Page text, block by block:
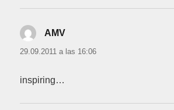
AMV
29.09.2011 a las 16:06
inspiring…